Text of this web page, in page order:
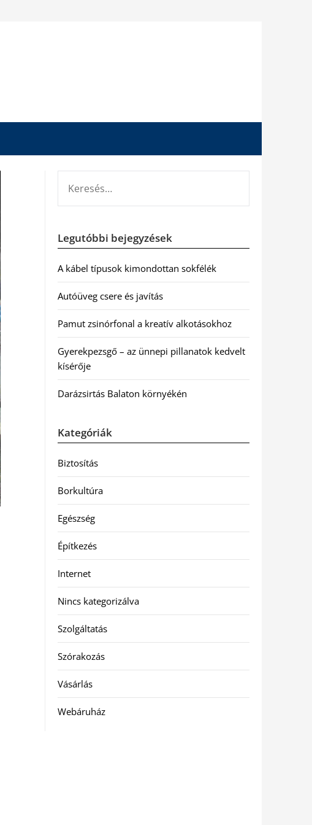
Legutóbbi bejegyzések
A kábel típusok kimondottan sokfélék
Autóüveg csere és javítás
Pamut zsinórfonal a kreatív alkotásokhoz
Gyerekpezsgő – az ünnepi pillanatok kedvelt
kísérője
Darázsirtás Balaton környékén
Kategóriák
Biztosítás
Borkultúra
Egészség
Építkezés
Internet
Nincs kategorizálva
Szolgáltatás
Szórakozás
Vásárlás
Webáruház